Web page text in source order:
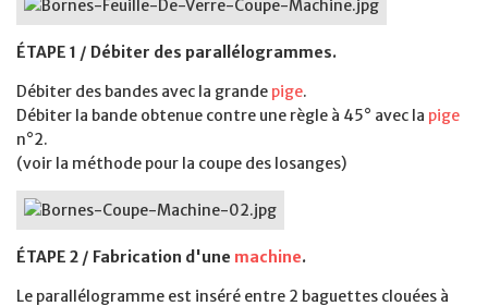
ÉTAPE 1 / Débiter des parallélogrammes.
Débiter des bandes avec la grande pige.
Débiter la bande obtenue contre une règle à 45° avec la pige
n°2.
(voir la méthode pour la coupe des losanges)
ÉTAPE 2 / Fabrication d'une machine.
Le parallélogramme est inséré entre 2 baguettes clouées à